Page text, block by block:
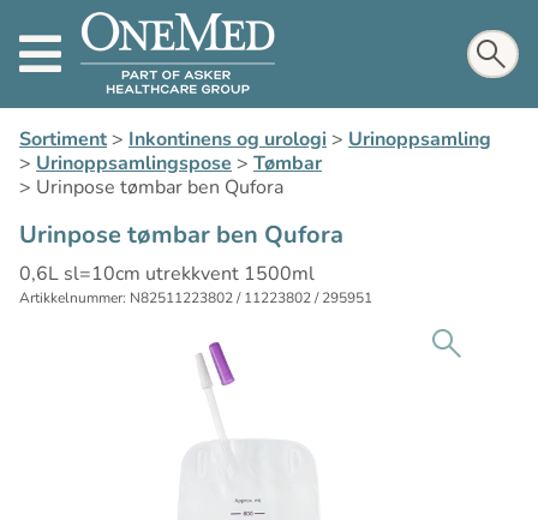
Sortiment> Inkontinens og urologi> Urinoppsamling
> Urinoppsamlingspose > Tømbar
> Urinpose tømbar ben Qufora
Urinpose tømbar ben Qufora
0,6L sl=10cm utrekkvent 1500ml
Artikkelnummer: N82511223802 / 11223802 / 295951